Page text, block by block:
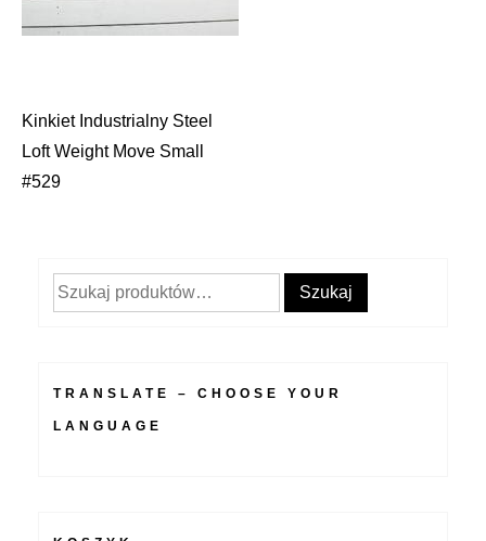
Nawigacja
wpisu
Kinkiet Industrialny Steel
Loft Weight Move Small
#529
Szukaj: Szukaj
TRANSLATE – CHOOSE YOUR
LANGUAGE